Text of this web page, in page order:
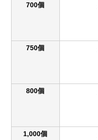
700個
750個
800個
1,000個